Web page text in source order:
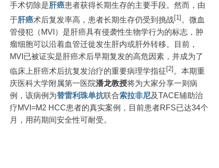
手术切除是肝癌患者获得长期生存的主要手段。然而，由
于肝癌术后复发率高，患者长期生存仍受到挑战[1] 。微血
管侵犯（MVI）是肝癌具有侵袭性生物学行为的标志，肿
瘤细胞可以沿着血管迁徙发生肝内或肝外转移。目前，
MVI已被证实是肝癌术后早期复发的高危因素，并成为了
临床上肝癌术后抗复发治疗的重要病理学指征 [2] 。本期重
庆医科大学附属第一医院潘龙教授将为大家分享一则病
例，该病例为替雷利珠单抗联合索拉非尼及TACE辅助治
疗MVI=M2 HCC患者的真实案例，目前患者RFS已达34个
月，用药期间安全性可耐受。